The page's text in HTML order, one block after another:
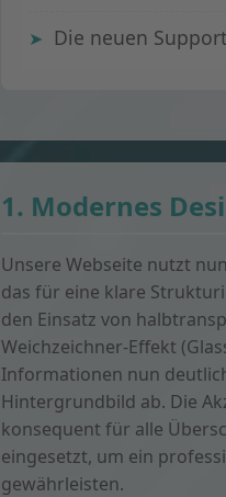
Die neuen
1. Modernes
Unsere Webseite nutzt
das für eine klare
den Einsatz von
Weichzeichner-Effekt
Informationen nun
Hintergrundbild ab. Die
konsequent für alle
eingesetzt, um ein
gewährleisten.